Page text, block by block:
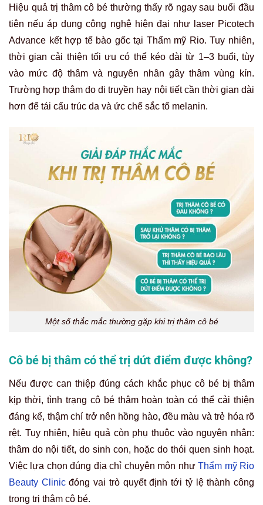
Hiệu quả trị thâm cô bé thường thấy rõ ngay sau buổi đầu
tiên nếu áp dụng công nghệ hiện đại như laser Picotech
Advance kết hợp tế bào gốc tại Thẩm mỹ Rio. Tuy nhiên,
thời gian cải thiện tối ưu có thể kéo dài từ 1–3 buổi, tùy
vào mức độ thâm và nguyên nhân gây thâm vùng kín.
Trường hợp thâm do di truyền hay nội tiết cần thời gian dài
hơn để tái cấu trúc da và ức chế sắc tố melanin.
Một số thắc mắc thường gặp khi trị thâm cô bé
Cô bé bị thâm có thể trị dứt điểm được không?
Nếu được can thiệp đúng cách khắc phục cô bé bị thâm
kịp thời, tình trạng cô bé thâm hoàn toàn có thể cải thiện
đáng kể, thậm chí trở nên hồng hào, đều màu và trẻ hóa rõ
rệt. Tuy nhiên, hiệu quả còn phụ thuộc vào nguyên nhân:
thâm do nội tiết, do sinh con, hoặc do thói quen sinh hoạt.
Việc lựa chọn đúng địa chỉ chuyên môn như Thẩm mỹ Rio
Beauty Clinicđóng vai trò quyết định tới tỷ lệ thành công
trong trị thâm cô bé.